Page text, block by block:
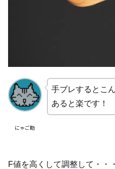
にゃご助
手ブレするとこ
あると楽です！
F値を高くして調整して・・・